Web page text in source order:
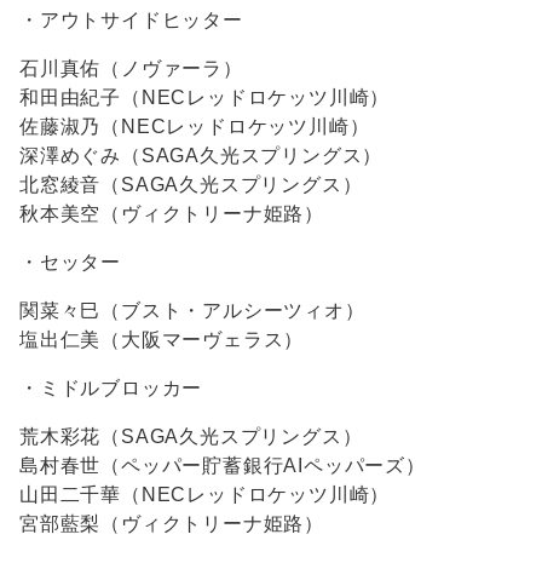
・アウトサイドヒッター
石川真佑（ノヴァーラ）
和田由紀子（NECレッドロケッツ川崎）
佐藤淑乃（NECレッドロケッツ川崎）
深澤めぐみ（SAGA久光スプリングス）
北窓綾音（SAGA久光スプリングス）
秋本美空（ヴィクトリーナ姫路）
・セッター
関菜々巳（ブスト・アルシーツィオ）
塩出仁美（大阪マーヴェラス）
・ミドルブロッカー
荒木彩花（SAGA久光スプリングス）
島村春世（ペッパー貯蓄銀行AIペッパーズ）
山田二千華（NECレッドロケッツ川崎）
宮部藍梨（ヴィクトリーナ姫路）